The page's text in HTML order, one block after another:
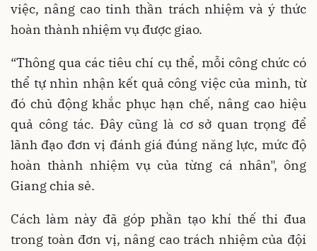
việc, nâng cao tinh thần trách nhiệm và ý thức
hoàn thành nhiệm vụ được giao.
“Thông qua các tiêu chí cụ thể, mỗi công chức có
thể tự nhìn nhận kết quả công việc của mình, từ
đó chủ động khắc phục hạn chế, nâng cao hiệu
quả công tác. Đây cũng là cơ sở quan trọng để
lãnh đạo đơn vị đánh giá đúng năng lực, mức độ
hoàn thành nhiệm vụ của từng cá nhân", ông
Giang chia sẻ.
Cách làm này đã góp phần tạo khí thế thi đua
trong toàn đơn vị, nâng cao trách nhiệm của đội